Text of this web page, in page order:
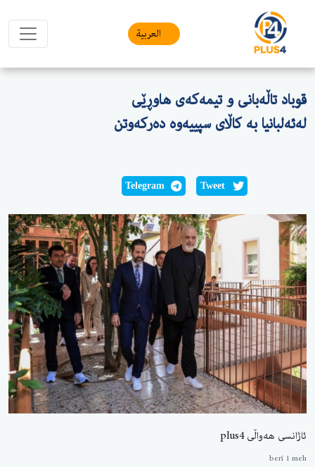
العربیة
قوباد تاڵەبانی و تیمەکەی هاوڕێی
لەئەلبانیا بە کاڵای سپییەوە دەرکەوتن
Tweet
Telegram
ئاژانسی هەواڵی plus4
berî 1 meh